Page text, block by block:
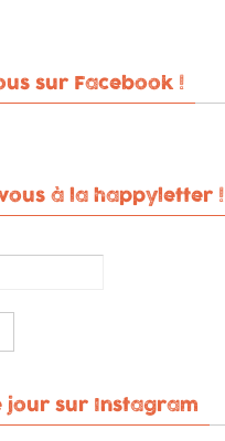
sur Facebook !
à la happyletter !
jour sur Instagram